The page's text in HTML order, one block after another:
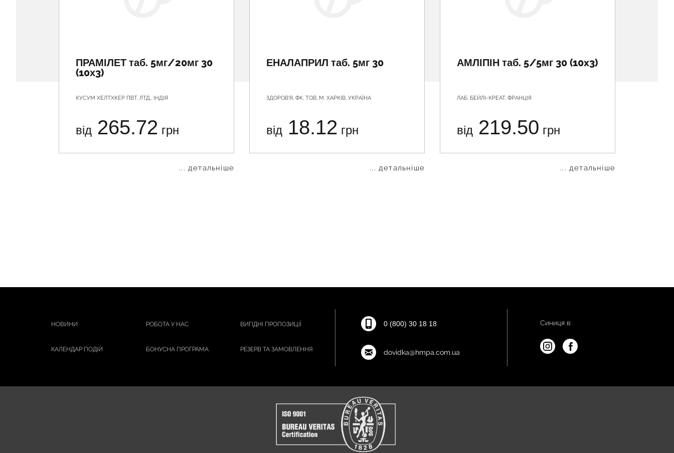
ПРАМІЛЕТ таб. 5мг/20мг 30
(10х3)
КУСУМ ХЕЛТХКЕР ПВТ. ЛТД., ІНДІЯ
від 265.72 грн
... детальніше
ЕНАЛАПРИЛ таб. 5мг 30
ЗДОРОВ'Я, ФК, ТОВ, М. ХАРКІВ, УКРАЇНА
від 18.12 грн
... детальніше
АМЛІПІН таб. 5/5мг 30 (10x3)
ЛАБ. БЕЙЛІ-КРЕАТ, ФРАНЦІЯ
від 219.50 грн
... детальніше
НОВИНИ РОБОТА У НАС ВИГІДНІ ПРОПОЗИЦІЇ
КАЛЕНДАР ПОДІЙ БОНУСНА ПРОГРАМА РЕЗЕРВ ТА ЗАМОВЛЕННЯ
0 (800) 30 18 18
dovidka@hmpa.com.ua
Синиця в: